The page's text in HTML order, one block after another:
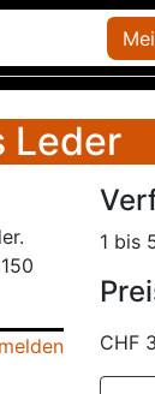
Leder
1 bis
CHF